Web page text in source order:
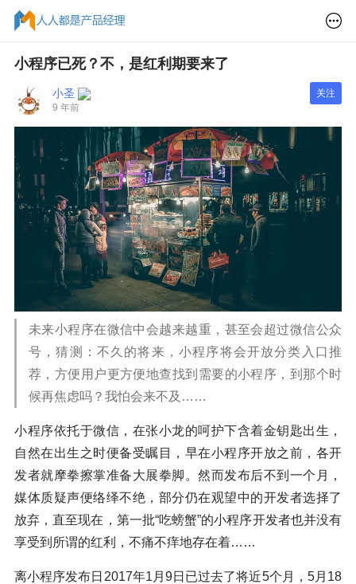
小程序已死？不，是红利期要来了
小圣
9 年前
关注
未来小程序在微信中会越来越重，甚至会超过微信公众
号，猜测：不久的将来，小程序将会开放分类入口推
荐，方便用户更方便地查找到需要的小程序，到那个时
候再焦虑吗？我怕会来不及……
小程序依托于微信，在张小龙的呵护下含着金钥匙出生，
自然在出生之时便备受瞩目，早在小程序开放之前，各开
发者就摩拳擦掌准备大展拳脚。然而发布后不到一个月，
媒体质疑声便络绎不绝，部分仍在观望中的开发者选择了
放弃，直至现在，第一批“吃螃蟹”的小程序开发者也并没有
享受到所谓的红利，不痛不痒地存在着……
离小程序发布日2017年1月9日已过去了将近5个月，5月18